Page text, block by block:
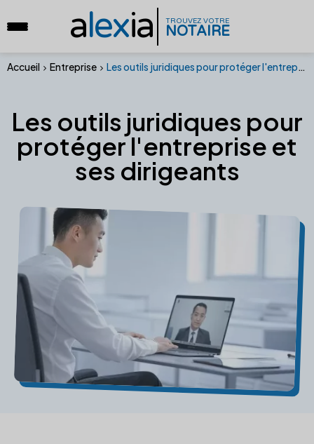
alexia TROUVEZ VOTRE
NOTAIRE
Accueil Entreprise Les outils juridiques pour protéger l'entreprise et ses dirigeants
Les outils juridiques pour
protéger l'entreprise et
ses dirigeants